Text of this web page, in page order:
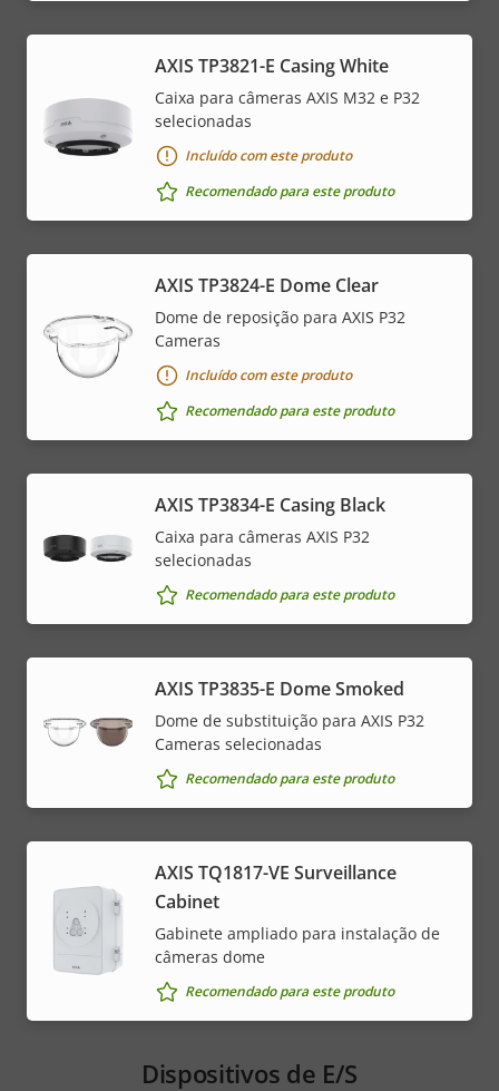
AXIS TP3821-E Casing White
Caixa para câmeras AXIS M32 e P32
selecionadas
Incluído com este produto
Recomendado para este produto
AXIS TP3824-E Dome Clear
Dome de reposição para AXIS P32
Cameras
Incluído com este produto
Recomendado para este produto
AXIS TP3834-E Casing Black
Caixa para câmeras AXIS P32
selecionadas
Recomendado para este produto
AXIS TP3835-E Dome Smoked
Dome de substituição para AXIS P32
Cameras selecionadas
Recomendado para este produto
AXIS TQ1817-VE Surveillance
Cabinet
Gabinete ampliado para instalação de
câmeras dome
Recomendado para este produto
Dispositivos de E/S